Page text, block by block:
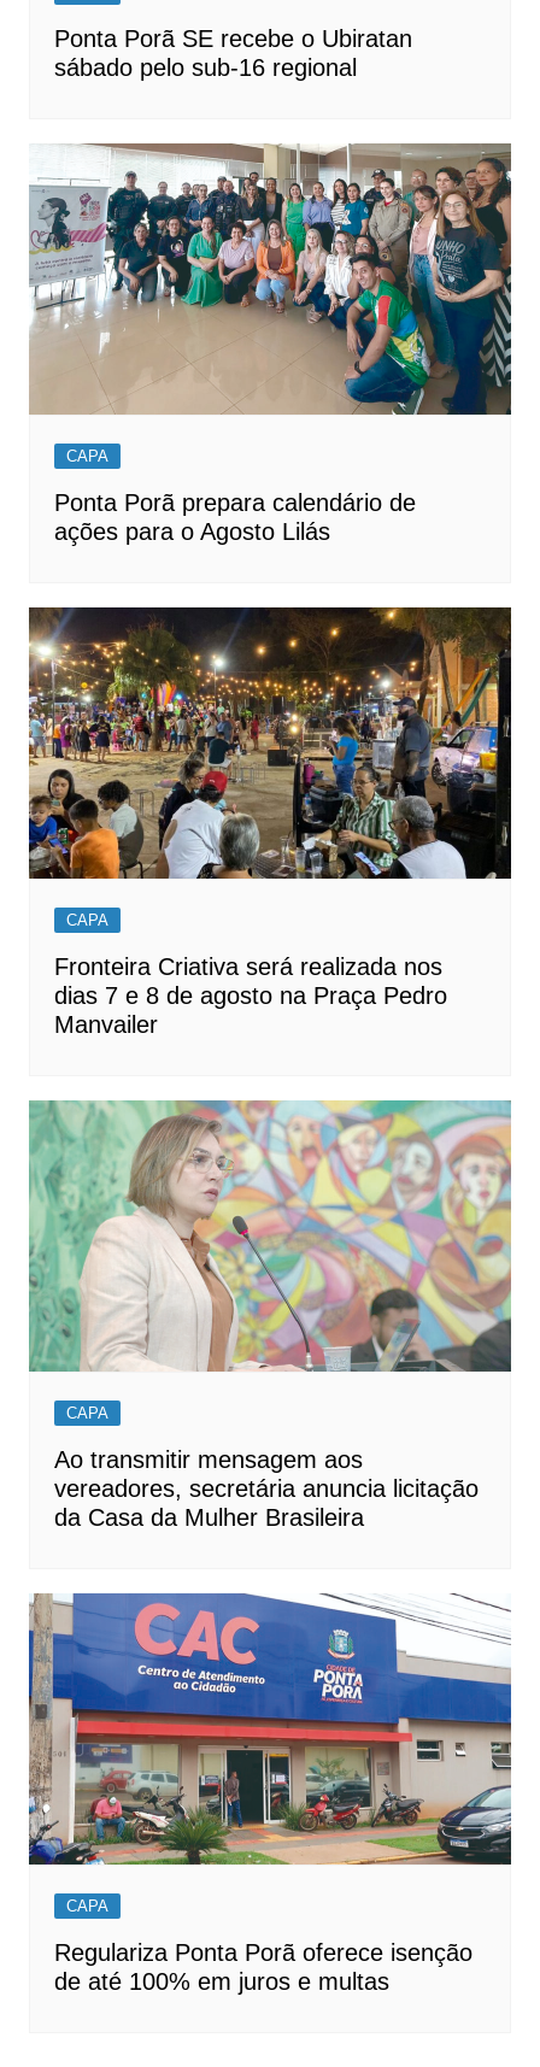
Ponta Porã SE recebe o Ubiratan
sábado pelo sub-16 regional
CAPA
Ponta Porã prepara calendário de
ações para o Agosto Lilás
CAPA
Fronteira Criativa será realizada nos
dias 7 e 8 de agosto na Praça Pedro
Manvailer
CAPA
Ao transmitir mensagem aos
vereadores, secretária anuncia licitação
da Casa da Mulher Brasileira
CAPA
Regulariza Ponta Porã oferece isenção
de até 100% em juros e multas